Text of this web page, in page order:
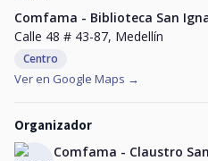
Comfama - Biblioteca San
Calle 48 # 43-87, Medellín
Centro
Ver en Google Maps →
Organizador
Comfama - Claustro